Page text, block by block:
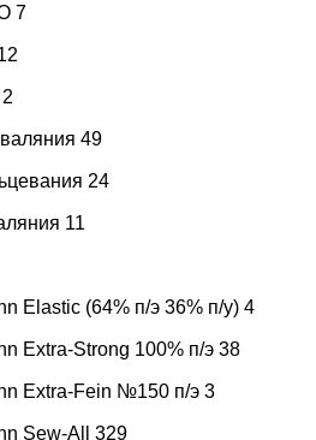
7
2
49
24
11
Elastic (64% п/э 36% п/у) 4
Extra-Strong 100% п/э 38
Extra-Fein №150 п/э 3
Sew-All 329